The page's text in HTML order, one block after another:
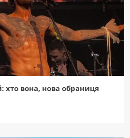
хто вона, нова обраниця